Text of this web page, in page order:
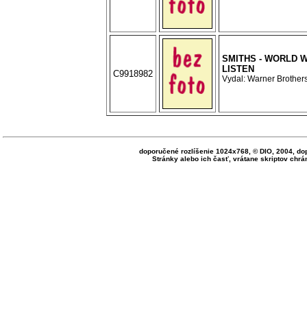
C9918982
SMITHS - WORLD
LISTEN
Vydal: Warner
doporučené rozlíšenie 1024x768, © DIO, 2004,
Stránky alebo ich časť, vrátane skriptov